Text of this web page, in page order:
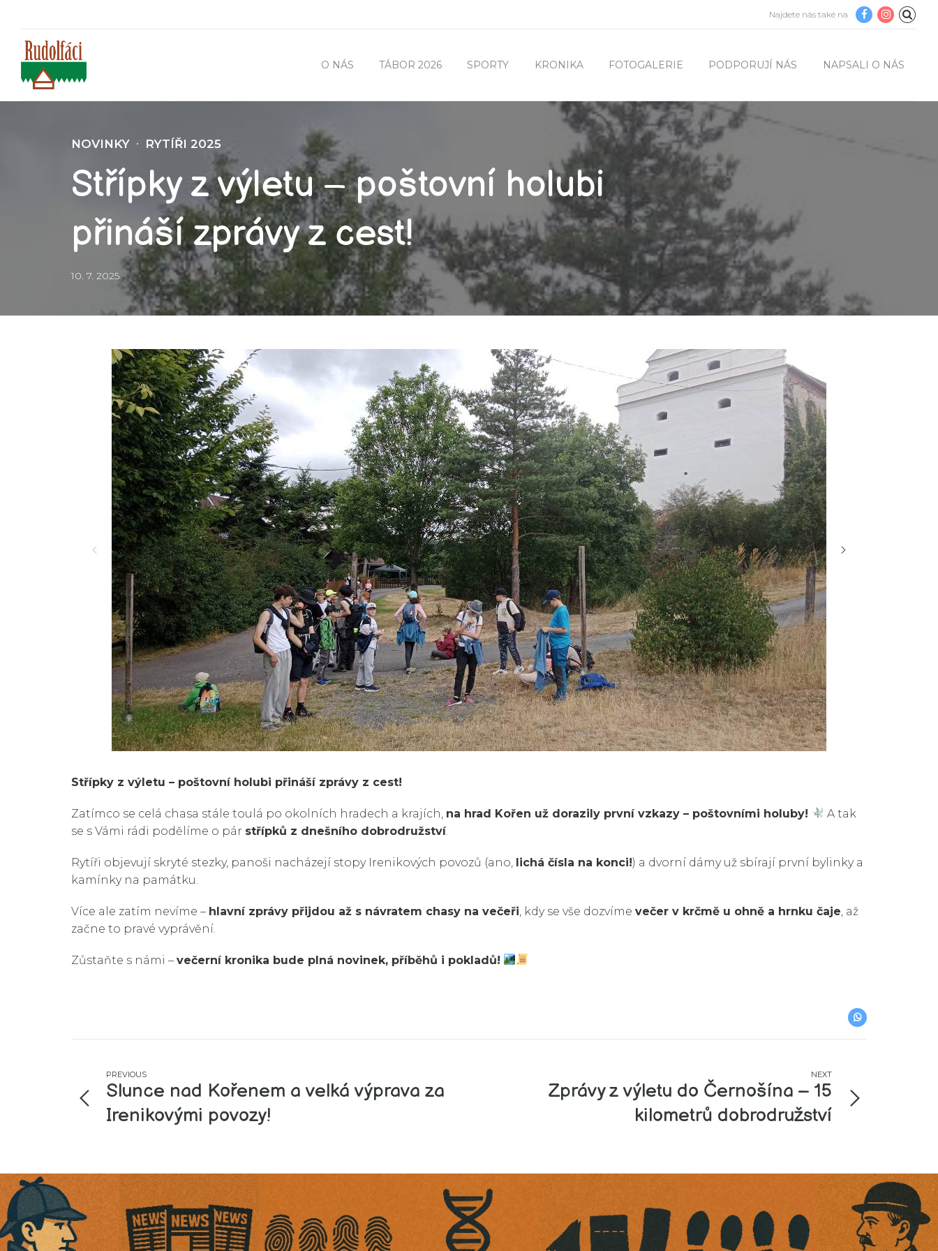
Najdete nás také na
O NÁS TÁBOR 2026 SPORTY KRONIKA FOTOGALERIE PODPORUJÍ NÁS NAPSALI O NÁS
NOVINKY RYTÍŘI 2025
Střípky z výletu – poštovní holubi
přináší zprávy z cest!
10. 7. 2025
Střípky z výletu – poštovní holubi přináší zprávy z cest!
Zatímco se celá chasa stále toulá po okolních hradech a krajích, na hrad Kořen už dorazily první vzkazy – poštovními holuby!
A tak
se s Vámi rádi podělíme o pár střípků z dnešního dobrodružství.
Rytíři objevují skryté stezky, panoši nacházejí stopy Irenikových povozů (ano, lichá čísla na konci!) a dvorní dámy už sbírají první bylinky a
kamínky na památku.
Více ale zatím nevíme – hlavní zprávy přijdou až s návratem chasy na večeři , kdy se vše dozvíme večer v krčmě u ohně a hrnku čaje , až
začne to pravé vyprávění.
Zůstaňte s námi – večerní kronika bude plná novinek, příběhů i pokladů!
PREVIOUS
Slunce nad Kořenem a velká výprava za
Irenikovými povozy!
NEXT
Zprávy z výletu do Černošína – 15
kilometrů dobrodružství